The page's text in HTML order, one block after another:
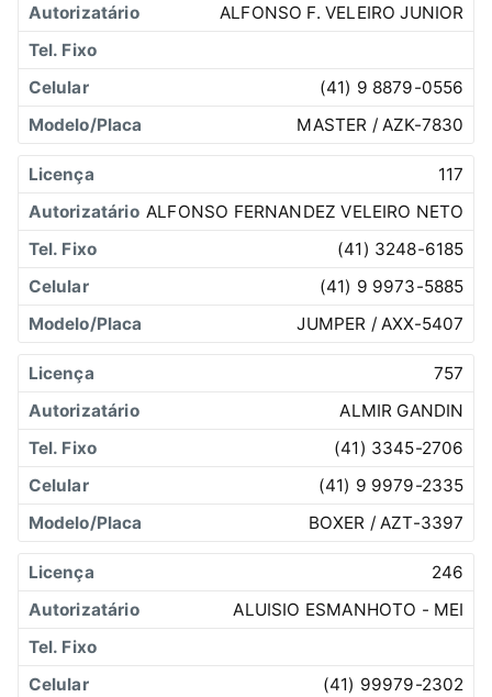
ALFONSO F. VELEIRO JUNIOR
(41) 9 8879-0556
MASTER / AZK-7830
117
ALFONSO FERNANDEZ VELEIRO NETO
(41) 3248-6185
(41) 9 9973-5885
JUMPER / AXX-5407
757
ALMIR GANDIN
(41) 3345-2706
(41) 9 9979-2335
BOXER / AZT-3397
246
ALUISIO ESMANHOTO - MEI
(41) 99979-2302